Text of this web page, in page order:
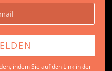
indem Sie auf den Link in der